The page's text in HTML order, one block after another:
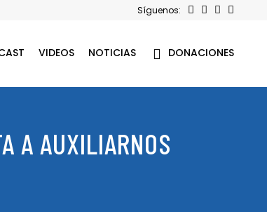
Síguenos:
VIDEOS NOTICIAS DONACIONES
A AUXILIARNOS